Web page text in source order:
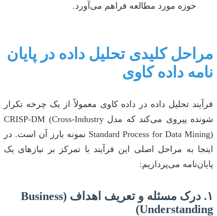
حوزه مورد مطالعه فراهم می‌آورد.
مراحل کلیدی تحلیل داده در پایان
نامه داده کاوی
فرآیند تحلیل داده در داده کاوی معمولاً از یک چرخه تکرار
شونده پیروی می‌کند که مدل CRISP-DM (Cross-Industry
Standard Process for Data Mining) نمونه بارز آن است. در
اینجا به مراحل اصلی این فرآیند با تمرکز بر نیازهای یک
پایان‌نامه می‌پردازیم:
۱. درک مسئله و تعریف اهداف (Business
Understanding)